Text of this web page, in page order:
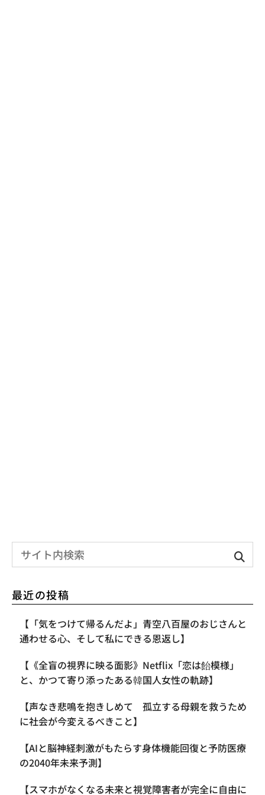
最近の投稿
【「気をつけて帰るんだよ」青空八百屋のおじさんと
通わせる心、そして私にできる恩返し】
【《全盲の視界に映る面影》Netflix「恋は飴模様」
と、かつて寄り添ったある韓国人女性の軌跡】
【声なき悲鳴を抱きしめて 孤立する母親を救うため
に社会が今変えるべきこと】
【AIと脳神経刺激がもたらす身体機能回復と予防医療
の2040年未来予測】
【スマホがなくなる未来と視覚障害者が完全に自由に